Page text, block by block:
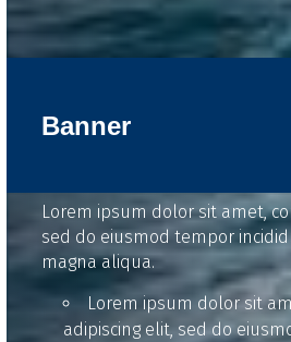
Banner
Lorem ipsum dolor sit amet,
sed do eiusmod tempor
magna aliqua.
Lorem ipsum dolor sit
adipiscing elit, sed do